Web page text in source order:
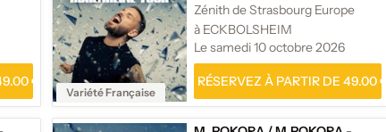
€
Variété Française
Zénith de Strasbourg Europe
à ECKBOLSHEIM
Le samedi 10 octobre 2026
RÉSERVEZ À PARTIR DE 49.00